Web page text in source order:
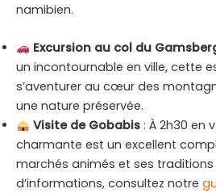
namibien.
Excursion au col du
un incontournable en ville, cette
s’aventurer au cœur des
une nature préservée.
Visite de Gobabis: À 2h30 en
charmante est un excellent
marchés animés et ses traditions
d’informations, consultez notre